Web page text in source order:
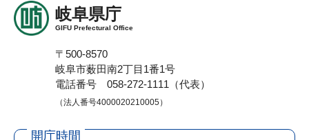
岐阜県庁
GIFU Prefectural Office
〒500-8570
岐阜市薮田南2丁目1番1号
電話番号 058-272-1111（代表）
（法人番号4000020210005）
開庁時間